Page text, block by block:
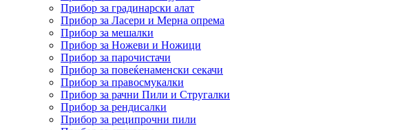
Прибор за градинарски алат
Прибор за Ласери и Мерна опрема
Прибор за мешалки
Прибор за Ножеви и Ножици
Прибор за парочистачи
Прибор за повеќенаменски секачи
Прибор за правосмукалки
Прибор за рачни Пили и Стругалки
Прибор за рендисалки
Прибор за реципрочни пили